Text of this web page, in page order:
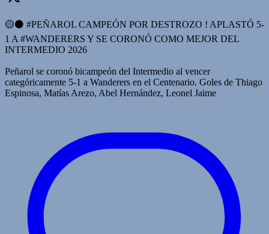
🟡⚫️ #PEÑAROL CAMPEÓN POR DESTROZO ! APLASTÓ 5-
1 A #WANDERERS Y SE CORONÓ COMO MEJOR DEL
INTERMEDIO 2026
Peñarol se coronó bicampeón del Intermedio al vencer
categóricamente 5-1 a Wanderers en el Centenario. Goles de Thiago
Espinosa, Matías Arezo, Abel Hernández, Leonel Jaime